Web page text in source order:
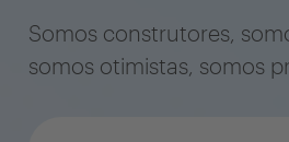
Somos construtores,
somos otimistas, somos